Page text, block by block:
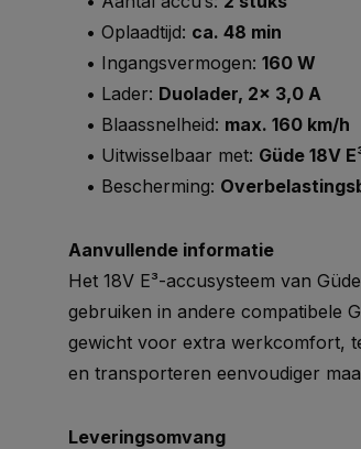
• Oplaadtijd: ca. 48 min
• Ingangsvermogen: 160 W
• Lader: Duolader, 2x 3,0 A
• Blaassnelheid: max. 160 km/h
• Uitwisselbaar met: Güde 18V
• Bescherming:
Aanvullende informatie
Het 18V E³-accusysteem van
gebruiken in andere compatibele
gewicht voor extra werkcomfort,
en transporteren eenvoudiger
Leveringsomvang